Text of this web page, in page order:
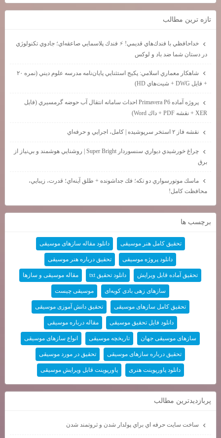
تازه ترين مطالب
خداحافظي با فندك‌هاي قديمي! ⚡ فندك پلاسمايي صاعقه‌اي؛ جادوي تكنولوژي
در دستان شما ضد باد و لوكس
شاهكار معماري اسلامي: پكيج استثنايي پايان‌نامه مدرسه علوم ديني (نمره ۲۰
+ فايل DWG + شيت‌هاي HD)
پروژه آماده Primavera P6 احداث سامانه انتقال آب حوضه گرمسيري (فايل
XER + نقشه PDF + داك Word)
نقشه فاز ۲ استخر سرپوشيده | كامل، اجرايي و حرفه‌اي
چراغ خورشيدي ديواري سنسوردار Super Bright | روشنايي هوشمند و بي‌نياز از
برق
ماسك موتورسواري دو تكه؛ فك جداشونده + طلق آينه‌اي؛ قدرت، زيبايي،
محافظت كامل!
برچسب ها
تحقیق کامل هنر موسیقی دانلود مقاله سازهای موسیقی
دانلود پروژه موسیقی تحقیق درباره هنر موسیقی
تحقیق آماده قابل ویرایش دانلود تحقیق txt مقاله موسیقی و سازها
سازهای زهی بادی کوبه‌ای موسیقی چیست
تحقیق کامل سازهای موسیقی تحقیق دانش آموزی موسیقی
دانلود فایل تحقیق موسیقی مقاله درباره موسیقی
سازهای موسیقی جهان تاریخچه موسیقی انواع سازهای موسیقی
تحقیق درباره سازهای موسیقی تحقیق در مورد موسیقی
دانلود پاورپوینت هنری پاورپوینت قابل ویرایش موسیقی
پربازديدترين مطالب
ساخت سايت حرفه اي براي پولدار شدن و ثروتمند شدن